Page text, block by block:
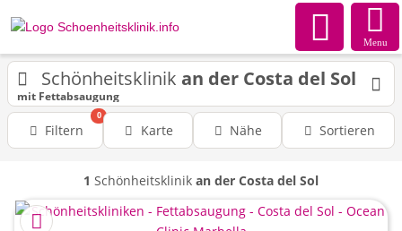
Menu
Schönheitsklinik an der Costa del Sol
mit Fettabsaugung
Filtern
0
Karte Nähe Sortieren
1 Schönheitsklinik an der Costa del Sol